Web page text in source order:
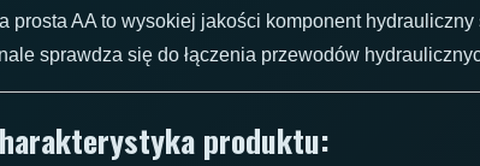
prosta AA to wysokiej jakości komponent
sprawdza się do łączenia przewodów
produktu: